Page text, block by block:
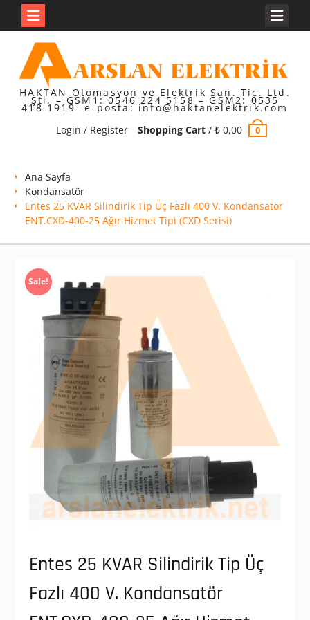
content
HAKTAN Otomasyon ve Elektrik San. Tic. Ltd.
Şti. – GSM1: 0546 224 5158 – GSM2: 0535
418 1919- e-posta: info@haktanelektrik.com
Login / Register
Shopping Cart/ ₺0,00 0
Ana Sayfa
Kondansatör
Entes 25 KVAR Silindirik Tip Üç Fazlı 400 V. Kondansatör
ENT.CXD-400-25 Ağır Hizmet Tipi (CXD Serisi)
Sale!
Entes 25 KVAR Silindirik Tip Üç
Fazlı 400 V. Kondansatör